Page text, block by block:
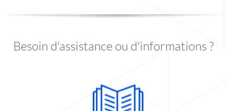
Besoin d'assistance ou d'informations ?